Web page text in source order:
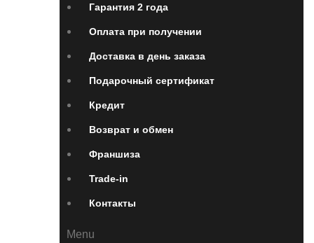
Гарантия 2 года
Оплата при получении
Доставка в день заказа
Подарочный сертификат
Кредит
Возврат и обмен
Франшиза
Trade-in
Контакты
Menu